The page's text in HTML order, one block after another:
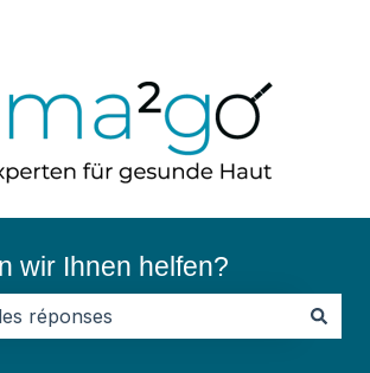
le sous-menu pour les traductions
wir Ihnen helfen?